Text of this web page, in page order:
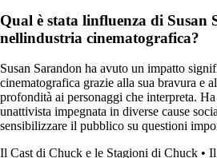
Qual è stata linfluenza di Susan
nellindustria cinematografica?
Susan Sarandon ha avuto un impatto
cinematografica grazie alla sua bravura e
profondità ai personaggi che interpreta.
unattivista impegnata in diverse cause
sensibilizzare il pubblico su questioni
Il Cast di Chuck e le Stagioni di Chuck •